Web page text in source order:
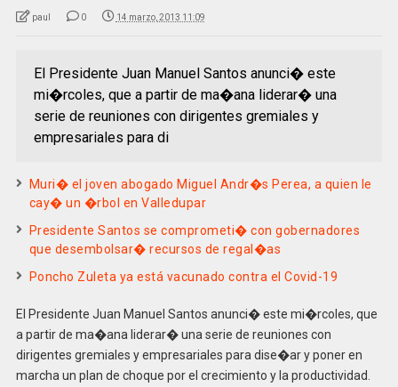
paul 0 14 marzo, 2013 11:09
El Presidente Juan Manuel Santos anunci� este
mi�rcoles, que a partir de ma�ana liderar� una
serie de reuniones con dirigentes gremiales y
empresariales para di
Muri� el joven abogado Miguel Andr�s Perea, a quien le
cay� un �rbol en Valledupar
Presidente Santos se comprometi� con gobernadores
que desembolsar� recursos de regal�as
Poncho Zuleta ya está vacunado contra el Covid-19
El Presidente Juan Manuel Santos anunci� este mi�rcoles, que
a partir de ma�ana liderar� una serie de reuniones con
dirigentes gremiales y empresariales para dise�ar y poner en
marcha un plan de choque por el crecimiento y la productividad.